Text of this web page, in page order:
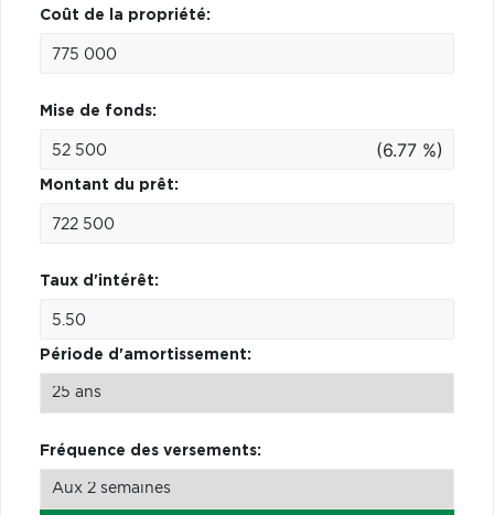
Coût de la propriété:
Mise de fonds:
(6.77 %)
Montant du prêt:
Taux d'intérêt:
Période d'amortissement:
Fréquence des versements: